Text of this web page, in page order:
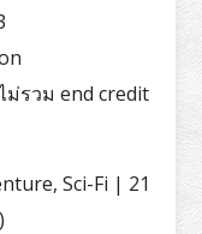
ม่รวม end credit
Sci-Fi | 21